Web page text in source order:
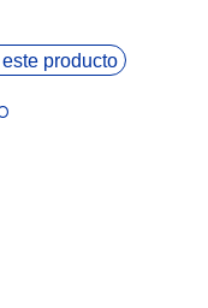
producto